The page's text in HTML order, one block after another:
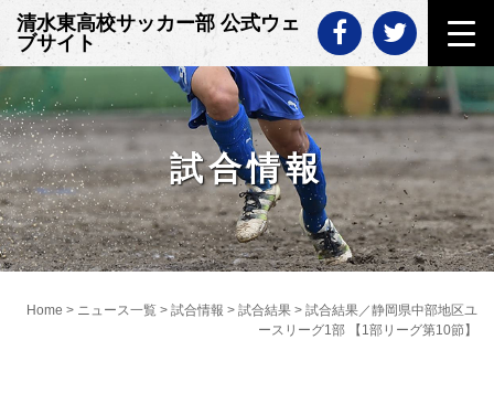
Skip
to
content
清水東高校サッカー部 公式ウェ
ブサイト
試合情報
Home > ニュース一覧 > 試合情報 > 試合結果 > 試合結果／静岡県中部地区ユ
ースリーグ1部 【1部リーグ第10節】